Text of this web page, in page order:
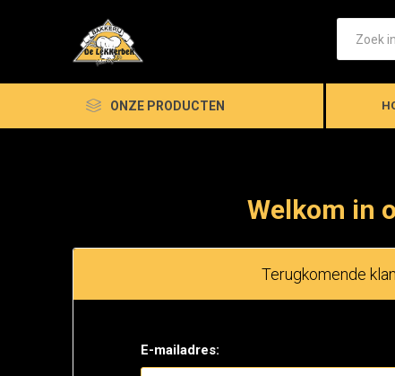
ONZE PRODUCTEN
Welkom in
Terugkomende
E-mailadres: